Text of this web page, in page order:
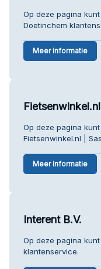
Op deze pagina
Doetinchem
Meer informatie
Op deze pagina
Fietsenwinkel.nl |
Meer informatie
Interent B.V.
Op deze pagina
klantenservice.